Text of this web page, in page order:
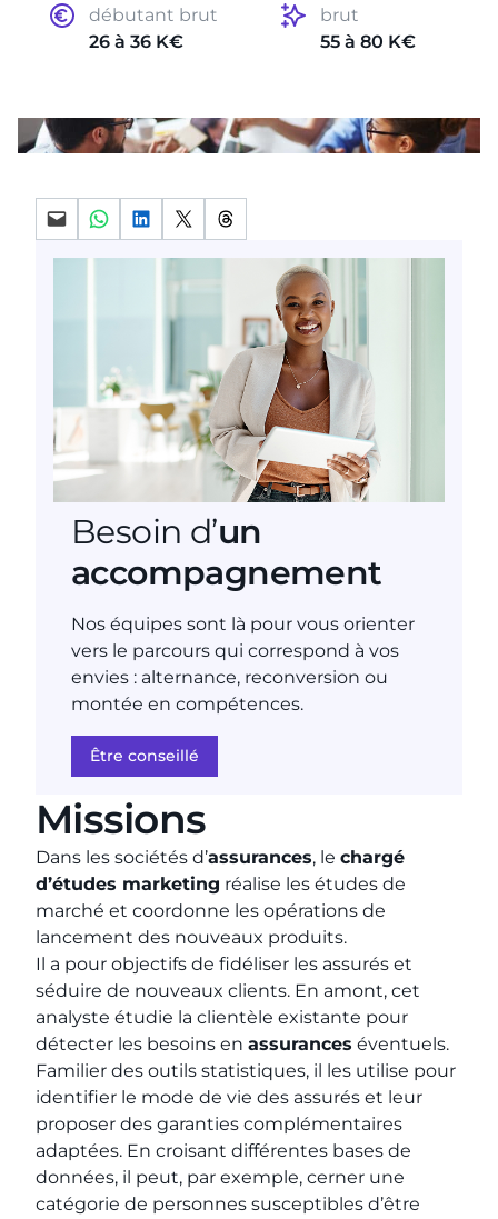
débutant brut
26 à 36 K€
brut
55 à 80 K€
Partager par mail Partager sur WhatsApp
Partager sur LinkedIn
Partager sur X Partager sur Threads
Besoin d’un
accompagnement
Nos équipes sont là pour vous orienter
vers le parcours qui correspond à vos
envies : alternance, reconversion ou
montée en compétences.
Être conseillé
Missions
Dans les sociétés d’assurances, le chargé
d’études marketing réalise les études de
marché et coordonne les opérations de
lancement des nouveaux produits.
Il a pour objectifs de fidéliser les assurés et
séduire de nouveaux clients. En amont, cet
analyste étudie la clientèle existante pour
détecter les besoins en assurances éventuels.
Familier des outils statistiques, il les utilise pour
identifier le mode de vie des assurés et leur
proposer des garanties complémentaires
adaptées. En croisant différentes bases de
données, il peut, par exemple, cerner une
catégorie de personnes susceptibles d’être